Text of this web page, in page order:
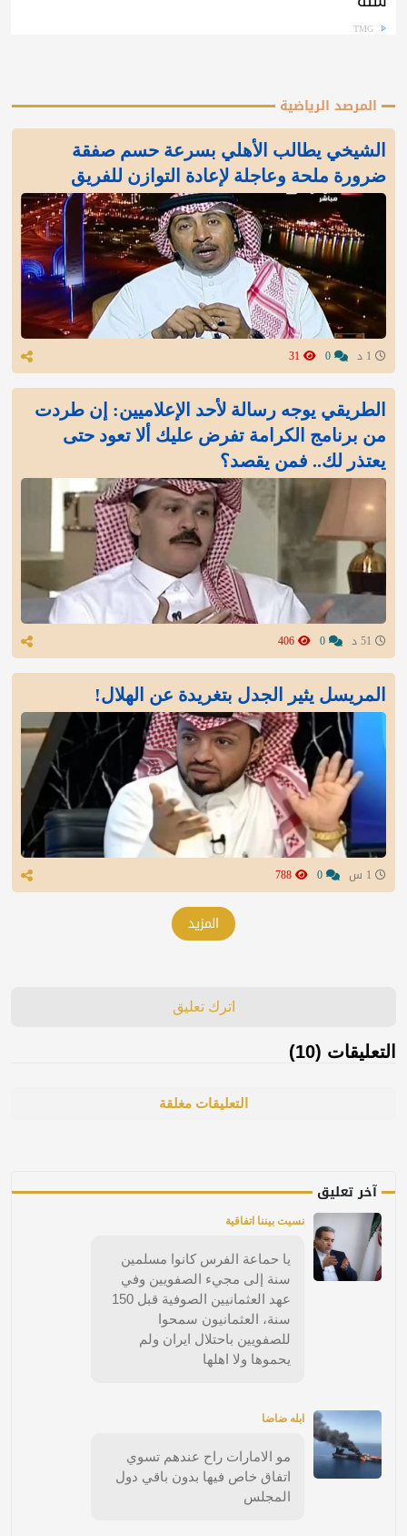
TMG
المرصد الرياضية
الشيخي يطالب الأهلي بسرعة حسم صفقة
ضرورة ملحة وعاجلة لإعادة التوازن للفريق
الطريقي يوجه رسالة لأحد الإعلاميين: إن طردت
من برنامج الكرامة تفرض عليك ألا تعود حتى
يعتذر لك.. فمن يقصد؟
المريسل يثير الجدل بتغريدة عن الهلال!
المزيد
اترك تعليق
التعليقات (10)
التعليقات مغلقة
آخر تعليق
نسيت بيننا اتفاقية
يا حماعة الفرس كانوا مسلمين
سنة إلى مجيء الصفويين وفي
عهد العثمانيين الصوفية قبل 150
سنة، العثمانيون سمحوا
للصفويين باحتلال ايران ولم
يحموها ولا اهلها
ابله ضاضا
مو الامارات راح عندهم تسوي
اتفاق خاص فيها بدون باقي دول
المجلس